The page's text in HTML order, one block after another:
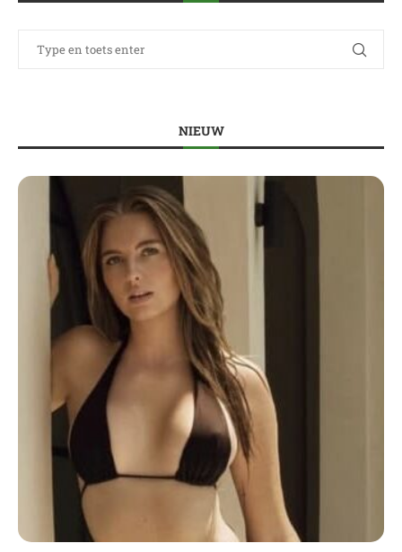
NIEUW